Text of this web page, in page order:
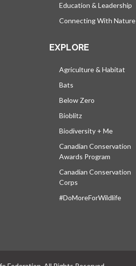
Education & Leadership
Connecting With Nature
EXPLORE
Agriculture & Habitat
Bats
Below Zero
Bioblitz
Biodiversity + Me
Canadian Conservation
Awards Program
Canadian Conservation
Corps
#DoMoreForWildlife